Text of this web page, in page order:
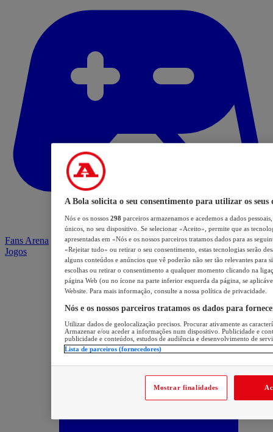
Fans Arena
Jogos
A Bola solicita o seu consentimento para utilizar os seus
Nós e os nossos 298 parceiros armazenamos e acedemos a dados
únicos, no seu dispositivo. Se selecionar «Aceito», permite que as
apresentadas em «Nós e os nossos parceiros tratamos dados para as
«Rejeitar tudo» ou retirar o seu consentimento, estas tecnologias serão
alguns conteúdos e anúncios que vê poderão não ser tão relevantes para
escolhas ou retirar o consentimento a qualquer momento clicando na
página Web (ou no ícone na parte inferior esquerda da página, se
Website. Para mais informação, consulte a nossa política de privacidade.
Nós e os nossos parceiros tratamos os dados para
Utilizar dados de geolocalização precisos. Procurar ativamente as
Armazenar e/ou aceder a informações num dispositivo. Publicidade e
publicidade e conteúdos, estudos de audiência e desenvolvimento de
Lista de parceiros (fornecedores)
Mostrar finalidades